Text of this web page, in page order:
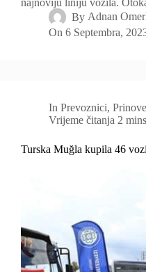
najnoviju liniju vozila.
By Adnan
On 6 Septembra,
In Prevoznici,Prinove
Vrijeme čitanja 2 mins
Turska Muğla kupila 46